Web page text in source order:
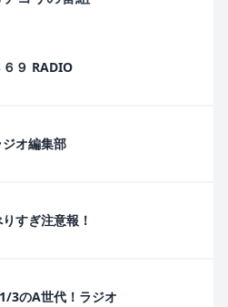
９ RADIO
オ編集部
すぎ注意報！
3のA世代！ラジオ